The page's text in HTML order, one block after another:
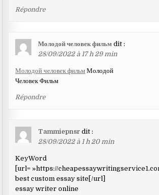
Répondre
Молодой человек фильм dit :
28/09/2022 à 17 h 29 min
Молодой человек фильм Молодой
Человек Фильм
Répondre
Tammiepnsr dit :
28/09/2022 à 1 h 20 min
KeyWord
[url= »https://
best custom essay site[/url]
essay writer online